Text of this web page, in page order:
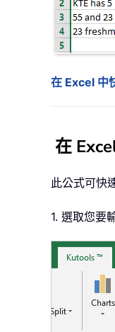
在 Excel 中
在
此公式可快
1. 選取您要